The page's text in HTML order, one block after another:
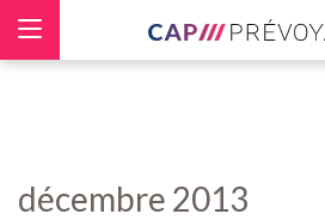
décembre 2013
Panneau de gestion des cookies